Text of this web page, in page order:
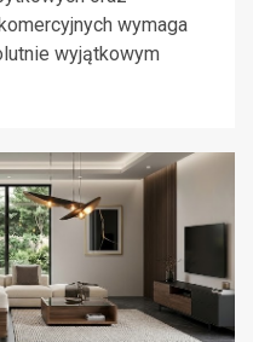
wymaga
wyjątkowym